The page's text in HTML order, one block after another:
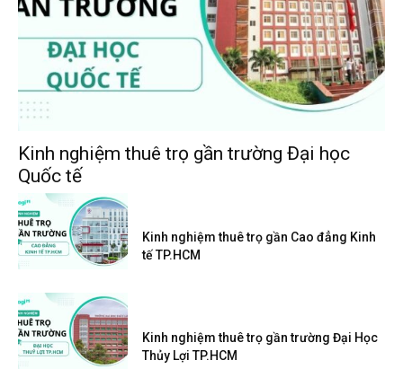
Kinh nghiệm thuê trọ gần trường Đại học
Quốc tế
Kinh nghiệm thuê trọ gần Cao đẳng Kinh
tế TP.HCM
Kinh nghiệm thuê trọ gần trường Đại Học
Thủy Lợi TP.HCM